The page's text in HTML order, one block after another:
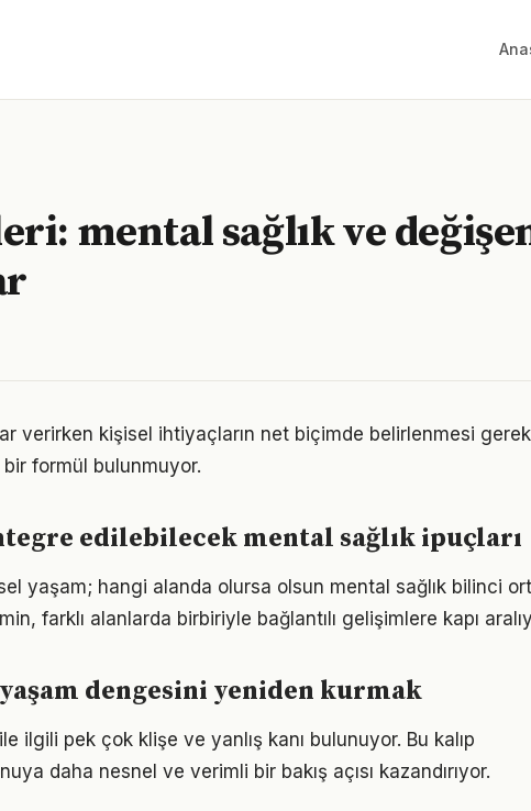
mental sağlık ve
verirken kişisel ihtiyaçların net biçimde belirlenmesi
formül bulunmuyor.
edilebilecek mental sağlık ipuçları
yaşam; hangi alanda olursa olsun mental sağlık bilinci
farklı alanlarda birbiriyle bağlantılı gelişimlere kapı
dengesini yeniden kurmak
ilgili pek çok klişe ve yanlış kanı bulunuyor. Bu kalıp
daha nesnel ve verimli bir bakış açısı kazandırıyor.